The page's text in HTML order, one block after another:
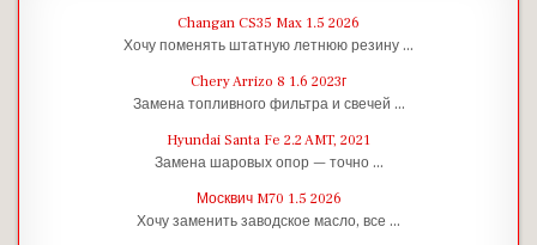
Changan CS35 Max 1.5 2026
Хочу поменять штатную летнюю резину …
Chery Arrizo 8 1.6 2023г
Замена топливного фильтра и свечей …
Hyundai Santa Fe 2.2 AMT, 2021
Замена шаровых опор — точно …
Москвич M70 1.5 2026
Хочу заменить заводское масло, все …